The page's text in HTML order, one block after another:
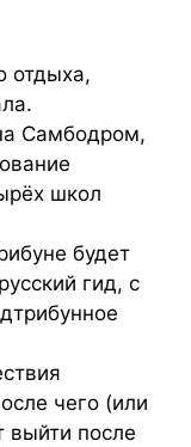
отдыха,
Самбодром,
школ
будет
гид, с
чего (или
выйти после